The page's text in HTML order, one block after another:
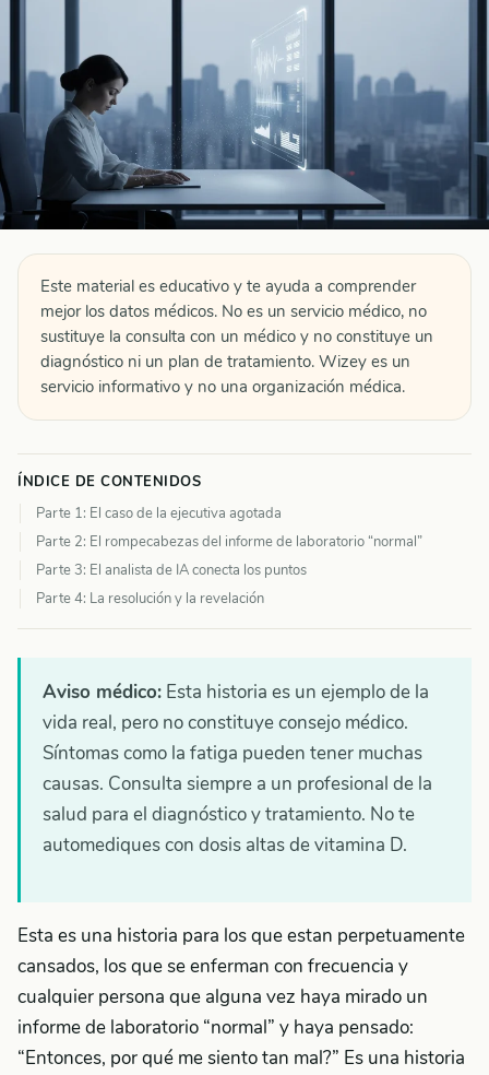
Este material es educativo y te ayuda a comprender
mejor los datos médicos. No es un servicio médico, no
sustituye la consulta con un médico y no constituye un
diagnóstico ni un plan de tratamiento. Wizey es un
servicio informativo y no una organización médica.
ÍNDICE DE CONTENIDOS
Parte 1: El caso de la ejecutiva agotada
Parte 2: El rompecabezas del informe de laboratorio “normal”
Parte 3: El analista de IA conecta los puntos
Parte 4: La resolución y la revelación
Aviso médico: Esta historia es un ejemplo de la
vida real, pero no constituye consejo médico.
Síntomas como la fatiga pueden tener muchas
causas. Consulta siempre a un profesional de la
salud para el diagnóstico y tratamiento. No te
automediques con dosis altas de vitamina D.
Esta es una historia para los que estan perpetuamente
cansados, los que se enferman con frecuencia y
cualquier persona que alguna vez haya mirado un
informe de laboratorio “normal” y haya pensado:
“Entonces, por qué me siento tan mal?” Es una historia